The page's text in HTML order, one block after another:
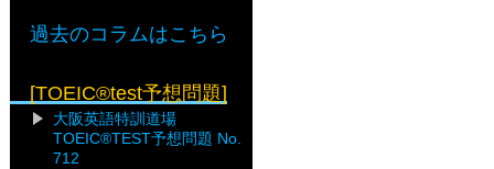
過去のコラムはこちら
[TOEIC®test予想問題]
大阪英語特訓道場
TOEIC®TEST予想問題 No.
712